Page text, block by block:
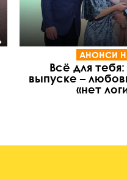
АНОНСИ
Всё для
выпуске –
«нет